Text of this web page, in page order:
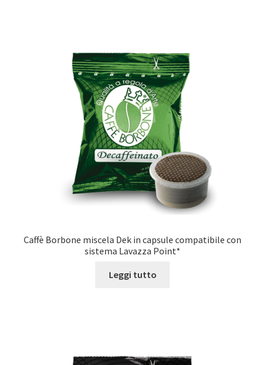
Caffè Borbone miscela Dek in capsule compatibile con
sistema Lavazza Point*
Leggi tutto